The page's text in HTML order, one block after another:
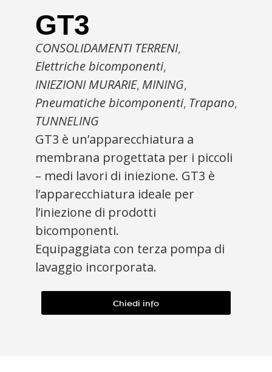
GT3
CONSOLIDAMENTI TERRENI,
Elettriche bicomponenti,
INIEZIONI MURARIE, MINING,
Pneumatiche bicomponenti, Trapano,
TUNNELING
GT3 è un’apparecchiatura a
membrana progettata per i piccoli
– medi lavori di iniezione. GT3 è
l’apparecchiatura ideale per
l’iniezione di prodotti
bicomponenti.
Equipaggiata con terza pompa di
lavaggio incorporata.
Chiedi info